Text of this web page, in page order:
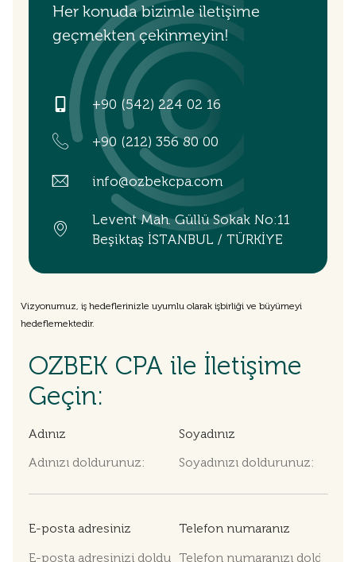
Her konuda bizimle iletişime
geçmekten çekinmeyin!
+90 (542) 224 02 16
+90 (212) 356 80 00
info@ozbekcpa.com
Levent Mah. Güllü Sokak No:11
Beşiktaş İSTANBUL / TÜRKİYE
Vizyonumuz, iş hedeflerinizle uyumlu olarak işbirliği ve büyümeyi
hedeflemektedir.
OZBEK CPA ile İletişime
Geçin:
Adınız Soyadınız
E-posta adresiniz Telefon numaranız